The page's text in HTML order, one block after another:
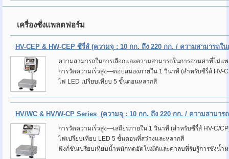
เครื่องชั่งแพลตฟอร์ม
HV-CEP & HW-CEP ซีรี่ส์ (ความจุ : 10 กก. ถึง 220 กก. / ความสามารถใ
ความสามารถในการเลือกและความสามารถในการอ่านค่าที่ไม่แ
การวัดความเร็วสูง—ตอบสนองภายใน 1 วินาที (สำหรับซีรี่ส์ HV-
ไฟ LED เปรียบเทียบ 5 ขั้นตอนหลากสี
HV/WC & HV/W-CP Series (ความจุ : 10 กก. ถึง 220 กก. / ความสามาร
การวัดความเร็วสูง—เสถียรภายใน 1 วินาที (สำหรับซีรี่ส์ HV-C/
ไฟเปรียบเทียบ LED 5 ขั้นตอนที่สว่างและหลากสี
ฟังก์ชันเปรียบเทียบน้ำหนักทดอัตโนมัติและค่าลบที่รับรู้การชั่งน้ำ